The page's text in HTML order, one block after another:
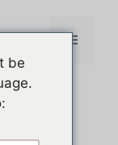
Menu
be